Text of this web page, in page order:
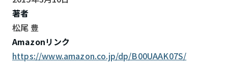
著者
松尾 豊
Amazonリンク
https://www.amazon.co.jp/dp/B00UAAK07S/